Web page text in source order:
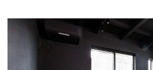
民泊備品一覧